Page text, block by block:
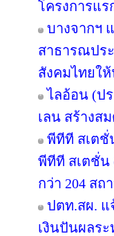
โครงการแ
บางจากฯ
สาธารณปร
สังคมไทยใ
ไลอ้อน (ป
เลน สร้างส
พีทีที สเตชั่
พีทีที สเตชั่น
กว่า 204 สถ
ปตท.สผ. แ
เงินปันผลร